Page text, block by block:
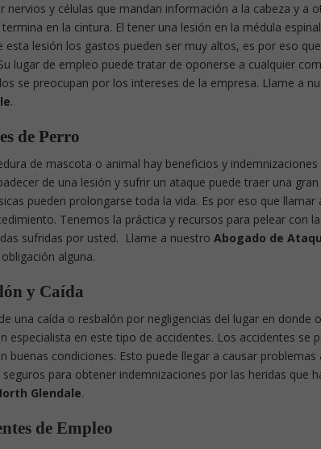
nervios y células que mandan información a la cabeza y a
en la cintura. El tener una lesión en la médula
esta lesión los gastos pueden ser muy altos, es por eso
lugar de empleo puede tratar de oponerse a cualquier
se preocupan por los intereses de la empresa. Llame a
.
de Perro
de mascota o animal hay beneficios y
de una lesión y sufrir un ataque puede traer una
pueden prolongarse toda la vida. Es por eso que
Tenemos la práctica y recursos para pelear con
sufridas por usted. Llame a nuestro Abogado de
alguna.
y Caída
una caída o resbalón por negligencias del lugar en
especialista en este tipo de accidentes. Los accidentes se
buenas condiciones. Esto puede llegar a causar
para obtener indemnizaciones por las heridas que
Glendale.
de Empleo